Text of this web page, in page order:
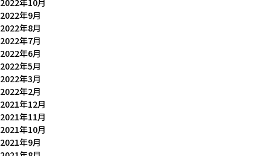
2022年10月
2022年9月
2022年8月
2022年7月
2022年6月
2022年5月
2022年3月
2022年2月
2021年12月
2021年11月
2021年10月
2021年9月